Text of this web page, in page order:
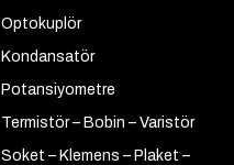
Optokuplör
Kondansatör
Potansiyometre
Termistör – Bobin – Varistör
Soket – Klemens – Plaket –